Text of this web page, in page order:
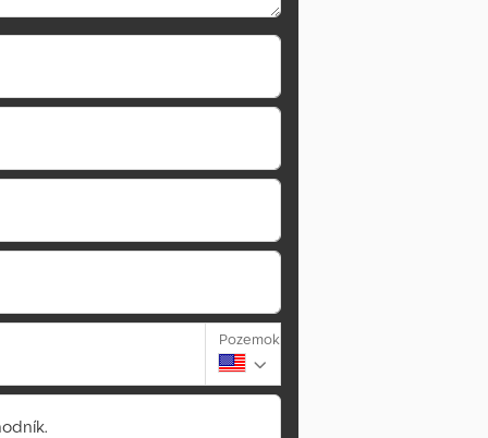
Pozemok